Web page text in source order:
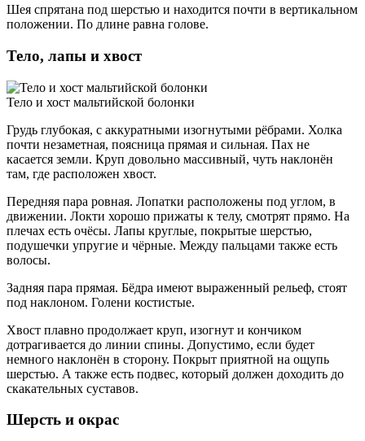
Шея спрятана под шерстью и находится почти в вертикальном
положении. По длине равна голове.
Тело, лапы и хвост
Тело и хост мальтийской болонки
Грудь глубокая, с аккуратными изогнутыми рёбрами. Холка
почти незаметная, поясница прямая и сильная. Пах не
касается земли. Круп довольно массивный, чуть наклонён
там, где расположен хвост.
Передняя пара ровная. Лопатки расположены под углом, в
движении. Локти хорошо прижаты к телу, смотрят прямо. На
плечах есть очёсы. Лапы круглые, покрытые шерстью,
подушечки упругие и чёрные. Между пальцами также есть
волосы.
Задняя пара прямая. Бёдра имеют выраженный рельеф, стоят
под наклоном. Голени костистые.
Хвост плавно продолжает круп, изогнут и кончиком
дотрагивается до линии спины. Допустимо, если будет
немного наклонён в сторону. Покрыт приятной на ощупь
шерстью. А также есть подвес, который должен доходить до
скакательных суставов.
Шерсть и окрас